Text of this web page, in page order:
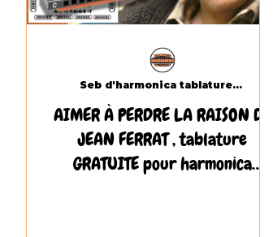
AIMER À PERDRE LA RAISON DE
JEAN FERRAT , tablature
GRATUITE pour harmonica
Seb d'harmonica tablatures.com